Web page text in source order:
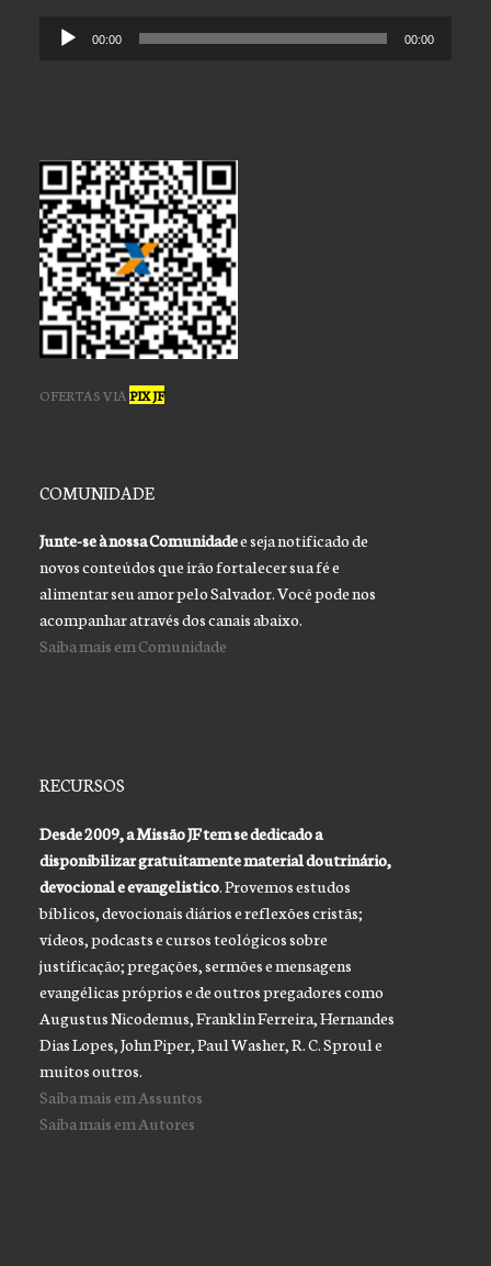
Tocador 00:00 00:00
OFERTAS VIA PIX JF
COMUNIDADE
Junte-se à nossa Comunidadee seja notificado de
novos conteúdos que irão fortalecer sua fé e
alimentar seu amor pelo Salvador. Você pode nos
acompanhar através dos canais abaixo.
Saiba mais em Comunidade
RECURSOS
Desde 2009, a Missão JF tem se dedicado a
disponibilizar gratuitamente material doutrinário,
devocional e evangelistico. Provemos estudos
bíblicos, devocionais diários e reflexões cristãs;
vídeos, podcasts e cursos teológicos sobre
justificação; pregações, sermões e mensagens
evangélicas próprios e de outros pregadores como
Augustus Nicodemus, Franklin Ferreira, Hernandes
Dias Lopes, John Piper, Paul Washer, R. C. Sproul e
muitos outros.
Saiba mais em Assuntos
Saiba mais em Autores